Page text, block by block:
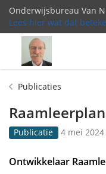
Onderwijsbureau Van
Lees hier wat dat
Menu
Publicaties
Publicatie 4 mei 2024
Ontwikkelaar